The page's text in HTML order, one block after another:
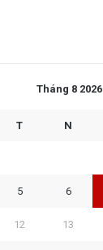
Tháng 8 2026
T N
5 6
12 13